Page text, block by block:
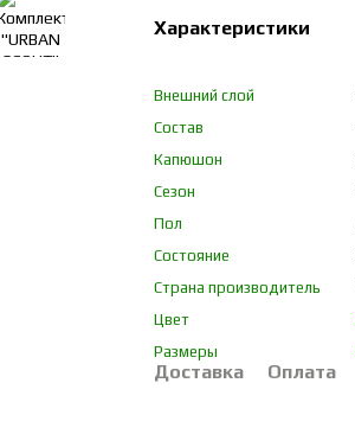
Характеристики
Внешний слой
Состав
Капюшон
Сезон
Пол
Состояние
Страна производитель
Цвет
Размеры
Доставка Оплата